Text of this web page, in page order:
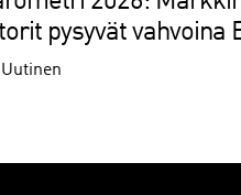
pysyvät vahvoina
Uutinen